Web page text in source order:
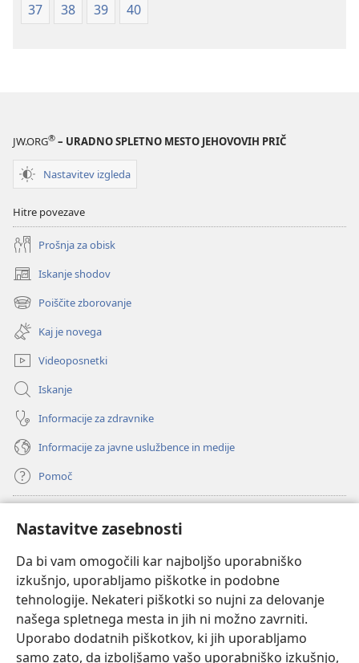
Nastavitve zasebnosti
Da bi vam omogočili kar najboljšo uporabniško
izkušnjo, uporabljamo piškotke in podobne
tehnologije. Nekateri piškotki so nujni za delovanje
našega spletnega mesta in jih ni možno zavrniti.
Uporabo dodatnih piškotkov, ki jih uporabljamo
samo zato, da izboljšamo vašo uporabniško izkušnjo,
37
38 39 40
JW.ORG® – URADNO SPLETNO MESTO JEHOVOVIH PRIČ
Nastavitev izgleda
Hitre povezave
Prošnja za obisk
Iskanje shodov
(odpre
novo
okno)
Poiščite zborovanje
(odpre
novo
okno)
Kaj je novega
Videoposnetki
Iskanje
Informacije za zdravnike
Informacije za javne uslužbence in medije
Pomoč
(odpre
novo
okno) Watchtowerjeva SPLETNA KNJIŽNICA™
(odpre
novo
okno) JW Hub
(odpre
novo
okno)JW Library